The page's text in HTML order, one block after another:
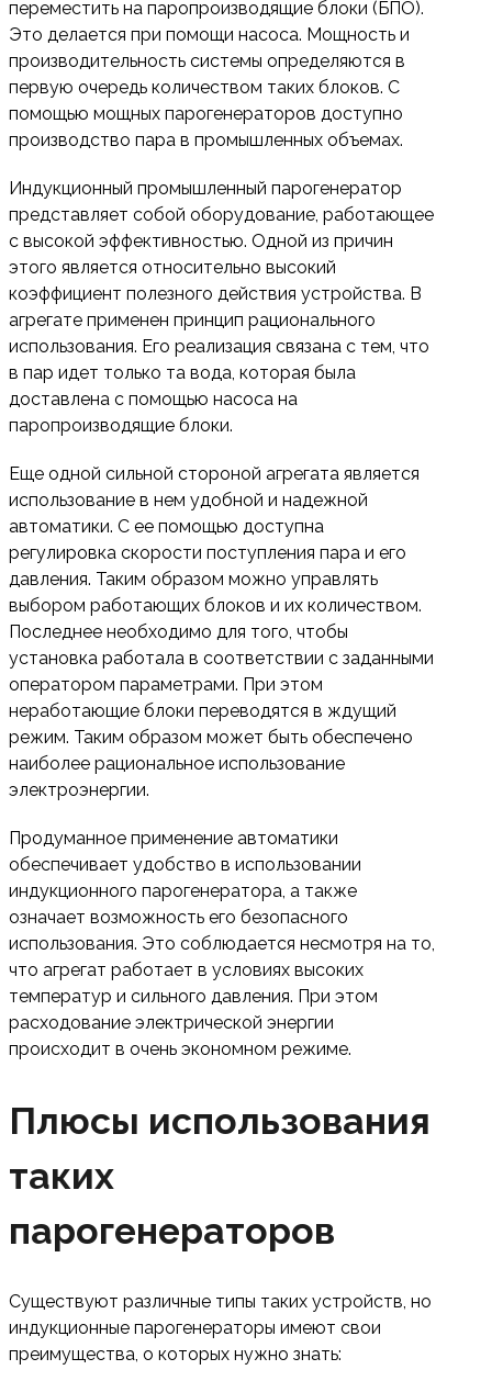
переместить на паропроизводящие блоки (БПО).
Это делается при помощи насоса. Мощность и
производительность системы определяются в
первую очередь количеством таких блоков. С
помощью мощных парогенераторов доступно
производство пара в промышленных объемах.
Индукционный промышленный парогенератор
представляет собой оборудование, работающее
с высокой эффективностью. Одной из причин
этого является относительно высокий
коэффициент полезного действия устройства. В
агрегате применен принцип рационального
использования. Его реализация связана с тем, что
в пар идет только та вода, которая была
доставлена с помощью насоса на
паропроизводящие блоки.
Еще одной сильной стороной агрегата является
использование в нем удобной и надежной
автоматики. С ее помощью доступна
регулировка скорости поступления пара и его
давления. Таким образом можно управлять
выбором работающих блоков и их количеством.
Последнее необходимо для того, чтобы
установка работала в соответствии с заданными
оператором параметрами. При этом
неработающие блоки переводятся в ждущий
режим. Таким образом может быть обеспечено
наиболее рациональное использование
электроэнергии.
Продуманное применение автоматики
обеспечивает удобство в использовании
индукционного парогенератора, а также
означает возможность его безопасного
использования. Это соблюдается несмотря на то,
что агрегат работает в условиях высоких
температур и сильного давления. При этом
расходование электрической энергии
происходит в очень экономном режиме.
Плюсы использования
таких
парогенераторов
Существуют различные типы таких устройств, но
индукционные парогенераторы имеют свои
преимущества, о которых нужно знать: